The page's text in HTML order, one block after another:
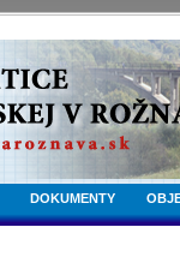
DOKUMENTY